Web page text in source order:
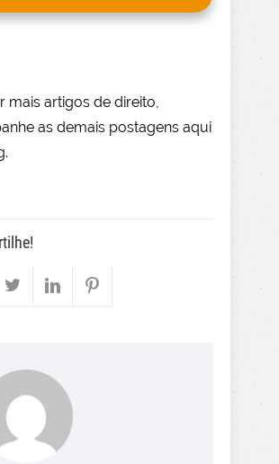
r mais artigos de direito,
as demais postagens aqui